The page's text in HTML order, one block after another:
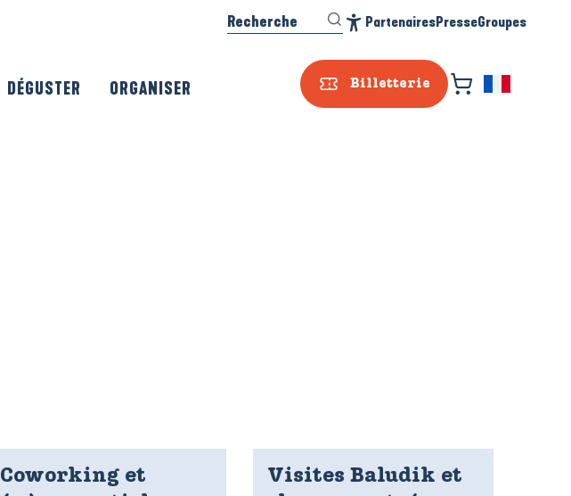
Billetterie
Recherche PartenairesPresseGroupes
DÉGUSTER ORGANISER
Coworking et
Visites Baludik et